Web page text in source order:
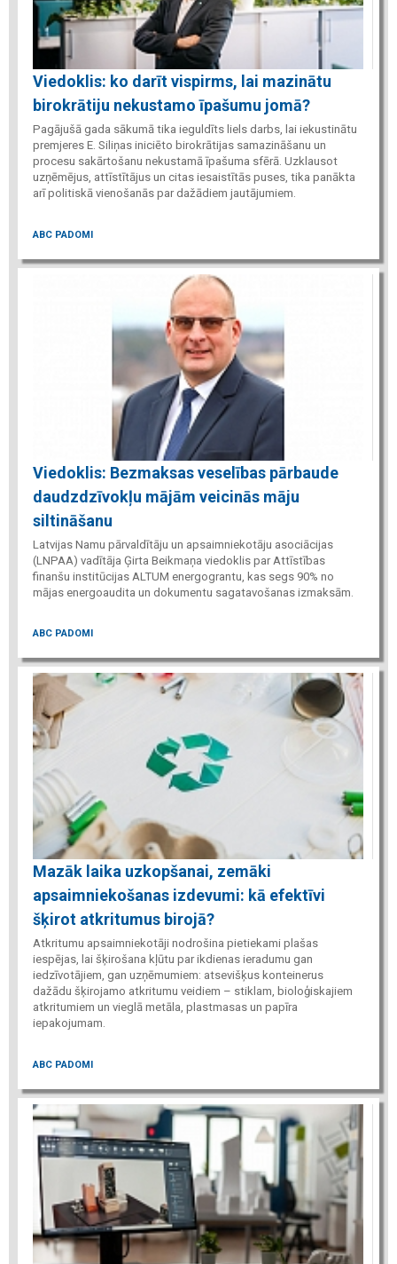
Viedoklis: ko darīt vispirms, lai mazinātu
birokrātiju nekustamo īpašumu jomā?
Pagājušā gada sākumā tika ieguldīts liels darbs, lai iekustinātu
premjeres E. Siliņas iniciēto birokrātijas samazināšanu un
procesu sakārtošanu nekustamā īpašuma sfērā. Uzklausot
uzņēmējus, attīstītājus un citas iesaistītās puses, tika panākta
arī politiskā vienošanās par dažādiem jautājumiem.
ABC PADOMI
Viedoklis: Bezmaksas veselības pārbaude
daudzdzīvokļu mājām veicinās māju
siltināšanu
Latvijas Namu pārvaldītāju un apsaimniekotāju asociācijas
(LNPAA) vadītāja Ģirta Beikmaņa viedoklis par Attīstības
finanšu institūcijas ALTUM energograntu, kas segs 90% no
mājas energoaudita un dokumentu sagatavošanas izmaksām.
ABC PADOMI
Mazāk laika uzkopšanai, zemāki
apsaimniekošanas izdevumi: kā efektīvi
šķirot atkritumus birojā?
Atkritumu apsaimniekotāji nodrošina pietiekami plašas
iespējas, lai šķirošana kļūtu par ikdienas ieradumu gan
iedzīvotājiem, gan uzņēmumiem: atsevišķus konteinerus
dažādu šķirojamo atkritumu veidiem – stiklam, bioloģiskajiem
atkritumiem un vieglā metāla, plastmasas un papīra
iepakojumam.
ABC PADOMI